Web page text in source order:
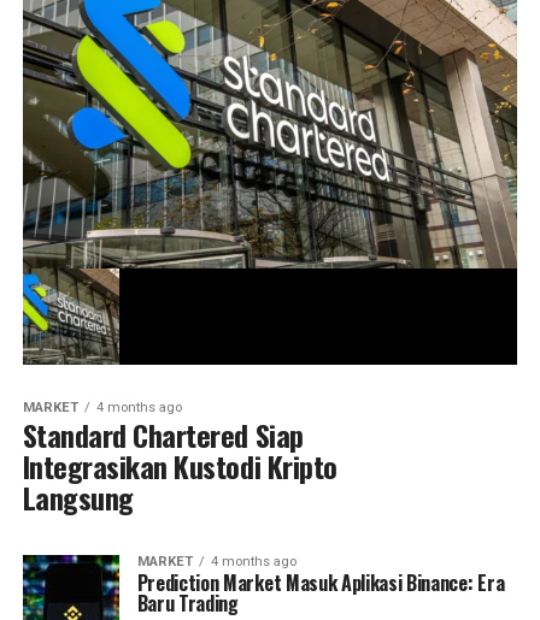
MARKET 4 months ago
Standard Chartered Siap
Integrasikan Kustodi Kripto
Langsung
MARKET 4 months ago
Prediction Market Masuk Aplikasi Binance: Era
Baru Trading